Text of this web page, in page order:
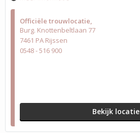
Officiële trouwlocatie
Burg. Knottenbeltlaan 77
7461 PA Rijssen
0548 - 516 900
Bekijk locatie